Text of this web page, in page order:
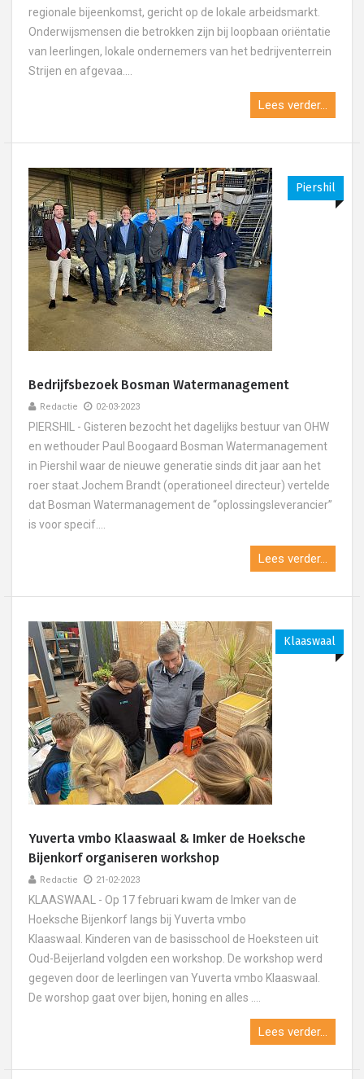
regionale bijeenkomst, gericht op de lokale arbeidsmarkt.
Onderwijsmensen die betrokken zijn bij loopbaan oriëntatie
van leerlingen, lokale ondernemers van het bedrijventerrein
Strijen en afgevaa....
Lees verder...
Piershil
Bedrijfsbezoek Bosman Watermanagement
Redactie 02-03-2023
PIERSHIL - Gisteren bezocht het dagelijks bestuur van OHW
en wethouder Paul Boogaard Bosman Watermanagement
in Piershil waar de nieuwe generatie sinds dit jaar aan het
roer staat.Jochem Brandt (operationeel directeur) vertelde
dat Bosman Watermanagement de “oplossingsleverancier”
is voor specif....
Lees verder...
Klaaswaal
Yuverta vmbo Klaaswaal & Imker de Hoeksche
Bijenkorf organiseren workshop
Redactie 21-02-2023
KLAASWAAL - Op 17 februari kwam de Imker van de
Hoeksche Bijenkorf langs bij Yuverta vmbo
Klaaswaal. Kinderen van de basisschool de Hoeksteen uit
Oud-Beijerland volgden een workshop. De workshop werd
gegeven door de leerlingen van Yuverta vmbo Klaaswaal.
De worshop gaat over bijen, honing en alles ....
Lees verder...